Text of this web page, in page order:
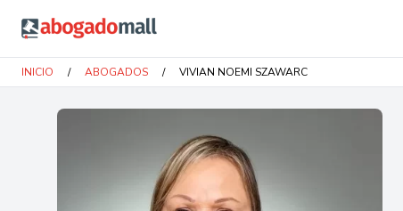
Abogadomall
INICIO / ABOGADOS / VIVIAN NOEMI SZAWARC